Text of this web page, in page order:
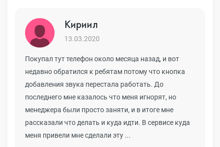
Кириил
13.03.2020
Покупал тут телефон около месяца назад, и вот
недавно обратился к ребятам потому что кнопка
добавления звука перестала работать. До
последнего мне казалось что меня игнорят, но
менеджера были просто заняти, и в итоге мне
рассказали что делать и куда идти. В сервисе куда
меня привели мне сделали эту ...